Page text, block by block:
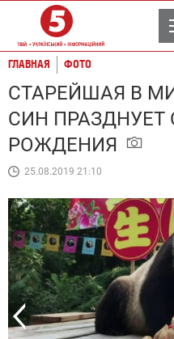
ГЛАВНАЯ ФОТО
СТАРЕЙШАЯ В
СИН ПРАЗДНУЕТ
РОЖДЕНИЯ
25.08.2019 21:10